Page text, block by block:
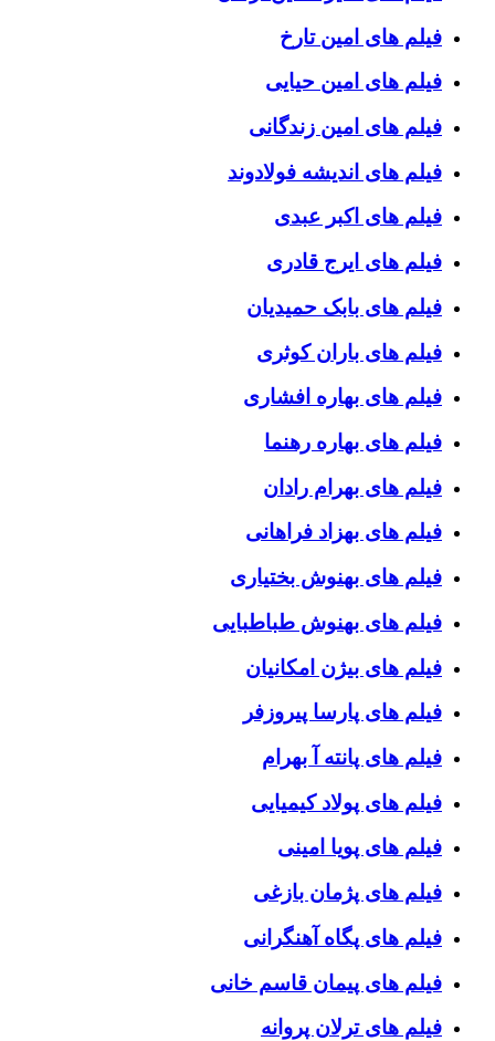
فیلم های امین تارخ
فیلم های امین حیایی
فیلم های امین زندگانی
فیلم های اندیشه فولادوند
فیلم های اکبر عبدی
فیلم های ایرج قادری
فیلم های بابک حمیدیان
فیلم های باران کوثری
فیلم های بهاره افشاری
فیلم های بهاره رهنما
فیلم های بهرام رادان
فیلم های بهزاد فراهانی
فیلم های بهنوش بختیاری
فیلم های بهنوش طباطبایی
فیلم های بیژن امکانیان
فیلم های پارسا پیروزفر
فیلم های پانته آ بهرام
فیلم های پولاد کیمیایی
فیلم های پویا امینی
فیلم های پژمان بازغی
فیلم های پگاه آهنگرانی
فیلم های پیمان قاسم خانی
فیلم های ترلان پروانه